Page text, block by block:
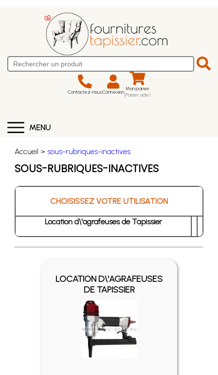
Contactez-nousConnexion Mon panier
(Panier vide)
MENU
Accueil > sous-rubriques-inactives
SOUS-RUBRIQUES-INACTIVES
CHOISISSEZ VOTRE UTILISATION
Location d\'agrafeuses de Tapissier
LOCATION D\'AGRAFEUSES
DE TAPISSIER